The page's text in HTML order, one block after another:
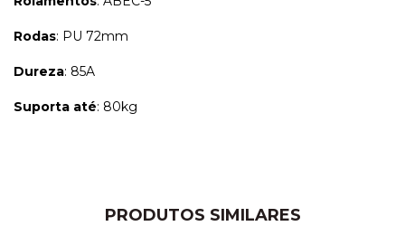
Rodas: PU 72mm
Dureza: 85A
Suporta até: 80kg
PRODUTOS SIMILARES